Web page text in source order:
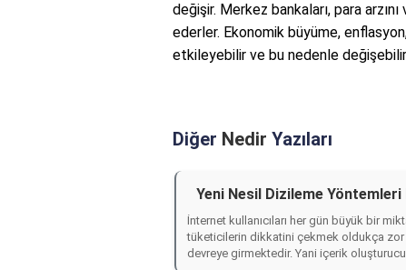
değişir. Merkez bankaları, para
ederler. Ekonomik büyüme,
etkileyebilir ve bu nedenle
Diğer Nedir Yazıları
Yeni Nesil Dizileme Yöntemleri
İnternet kullanıcıları her gün büyük bir
tüketicilerin dikkatini çekmek oldukça
devreye girmektedir. Yani içerik